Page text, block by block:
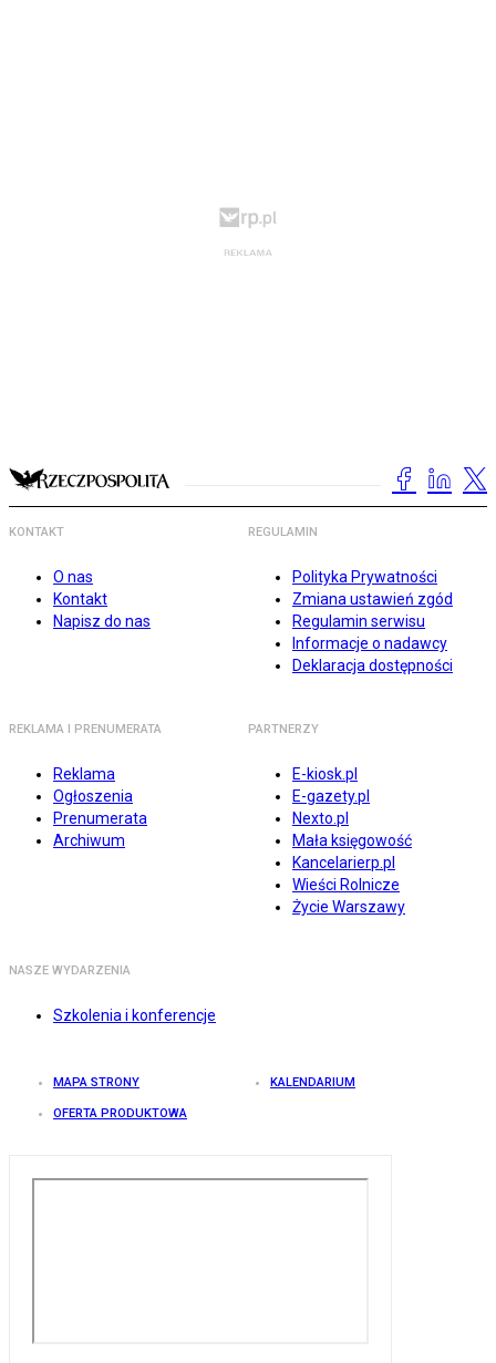
KONTAKT
O nas
Kontakt
Napisz do nas
REGULAMIN
Polityka Prywatności
Zmiana ustawień zgód
Regulamin serwisu
Informacje o nadawcy
Deklaracja dostępności
REKLAMA I PRENUMERATA
Reklama
Ogłoszenia
Prenumerata
Archiwum
PARTNERZY
E-kiosk.pl
E-gazety.pl
Nexto.pl
Mała księgowość
Kancelarierp.pl
Wieści Rolnicze
Życie Warszawy
NASZE WYDARZENIA
Szkolenia i konferencje
MAPA STRONY KALENDARIUM
OFERTA PRODUKTOWA